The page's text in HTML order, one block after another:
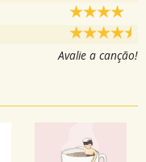
Avalie a canção!